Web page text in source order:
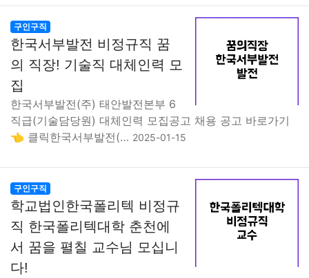
구인구직
한국서부발전 비정규직 꿈
의 직장! 기술직 대체인력 모
집
한국서부발전(주) 태안발전본부 6
직급(기술담당원) 대체인력 모집공고 채용 공고 바로가기
👈 클릭한국서부발전(… 2025-01-15
구인구직
학교법인한국폴리텍 비정규
직 한국폴리텍대학 춘천에
서 꿈을 펼칠 교수님 모십니
다!